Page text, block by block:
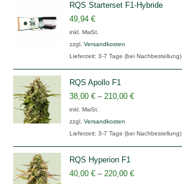
RQS Starterset F1-Hybride
49,94€
inkl. MwSt.
zzgl.Versandkosten
Lieferzeit:3-7 Tage (bei Nachbestellung)
RQS Apollo F1
38,00€ –210,00€
inkl. MwSt.
zzgl.Versandkosten
Lieferzeit:3-7 Tage (bei Nachbestellung)
RQS Hyperion F1
40,00€ –220,00€